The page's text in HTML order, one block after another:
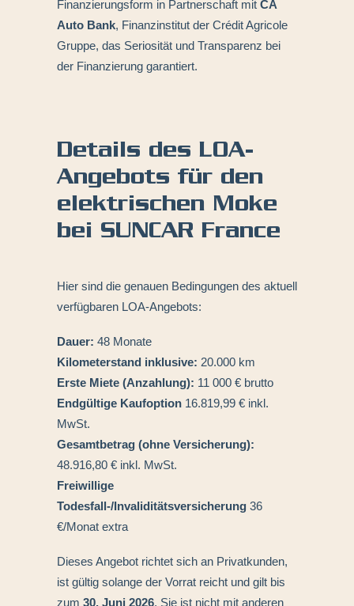
Finanzierungsform in Partnerschaft mit CA
Auto Bank, Finanzinstitut der Crédit Agricole
Gruppe, das Seriosität und Transparenz bei
der Finanzierung garantiert.
Details des LOA-
Angebots für den
elektrischen Moke
bei SUNCAR France
Hier sind die genauen Bedingungen des aktuell
verfügbaren LOA-Angebots:
Dauer: 48 Monate
Kilometerstand inklusive: 20.000 km
Erste Miete (Anzahlung): 11 000 € brutto
Endgültige Kaufoption 16.819,99 € inkl.
MwSt.
Gesamtbetrag (ohne Versicherung):
48.916,80 € inkl. MwSt.
Freiwillige
Todesfall-/Invaliditätsversicherung 36
€/Monat extra
Dieses Angebot richtet sich an Privatkunden,
ist gültig solange der Vorrat reicht und gilt bis
zum 30. Juni 2026. Sie ist nicht mit anderen